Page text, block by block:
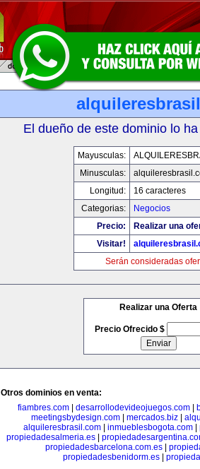
El dueño de este dominio lo
Mayusculas:
Minusculas:
Longitud:
16 caracteres
Categorias:
Negocios
Precio:
Realizar una
Visitar!
Serán consideradas
Realizar una Oferta
Precio Ofrecido $
Otros dominios en venta:
fiambres.com| desarrollodevideojuegos.com|
meetingsbydesign.com| mercados.biz|
alquileresbrasil.com| inmueblesbogota.com|
propiedadesalmeria.es
propiedadesbarcelona.com.es|
propiedadesbenidorm.es|